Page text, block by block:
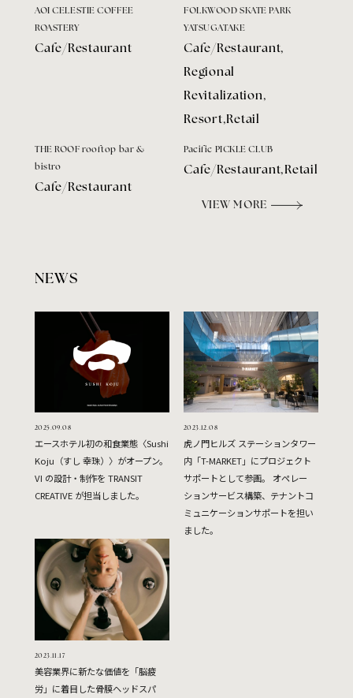
AOI CELESTIE COFFEE
ROASTERY
Cafe/Restaurant
FOLKWOOD SKATE PARK
YATSUGATAKE
Cafe/Restaurant,
Regional
Revitalization,
Resort,Retail
THE ROOF rooftop bar &
bistro
Cafe/Restaurant
Pacific PICKLE CLUB
Cafe/Restaurant,Retail
VIEW MORE
NEWS
2025.09.08
エースホテル初の和食業態〈Sushi
Koju（すし 幸珠）〉がオープン。
VI の設計・制作を TRANSIT
CREATIVE が担当しました。
2023.12.08
⻁ノ門ヒルズ ステーションタワー
内「T-MARKET」にプロジェクト
サポートとして参画。 オペレー
ションサービス構築、テナントコ
ミュニケーションサポートを担い
ました。
2023.11.17
美容業界に新たな価値を「脳疲
労」に着目した骨膜ヘッドスパ